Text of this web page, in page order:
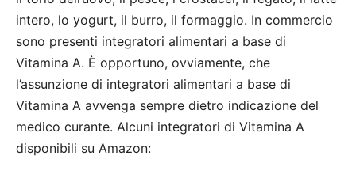
intero, lo yogurt, il burro, il formaggio. In commercio
sono presenti integratori alimentari a base di
Vitamina A. È opportuno, ovviamente, che
l’assunzione di integratori alimentari a base di
Vitamina A avvenga sempre dietro indicazione del
medico curante. Alcuni integratori di Vitamina A
disponibili su Amazon: